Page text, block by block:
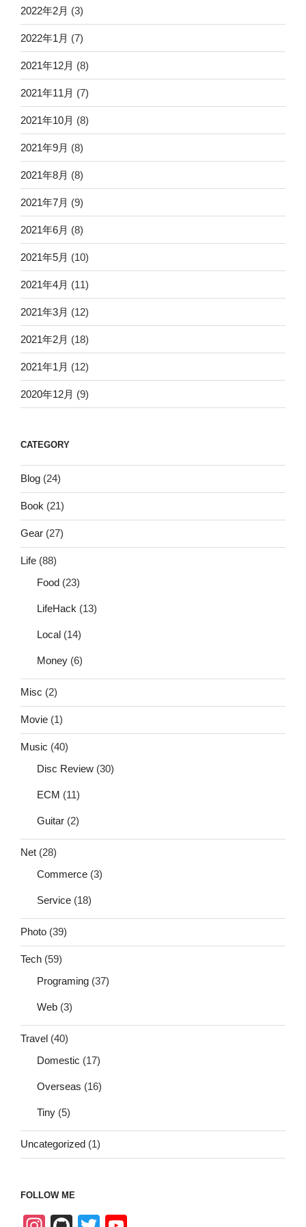
2022年2月 (3)
2022年1月 (7)
2021年12月 (8)
2021年11月 (7)
2021年10月 (8)
2021年9月 (8)
2021年8月 (8)
2021年7月 (9)
2021年6月 (8)
2021年5月 (10)
2021年4月 (11)
2021年3月 (12)
2021年2月 (18)
2021年1月 (12)
2020年12月 (9)
CATEGORY
Blog (24)
Book (21)
Gear (27)
Life (88)
Food (23)
LifeHack (13)
Local (14)
Money (6)
Misc (2)
Movie (1)
Music (40)
Disc Review (30)
ECM (11)
Guitar (2)
Net (28)
Commerce (3)
Service (18)
Photo (39)
Tech (59)
Programing (37)
Web (3)
Travel (40)
Domestic (17)
Overseas (16)
Tiny (5)
Uncategorized (1)
FOLLOW ME